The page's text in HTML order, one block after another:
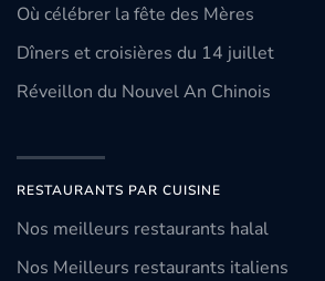
Où célébrer la fête des Mères
Dîners et croisières du 14 juillet
Réveillon du Nouvel An Chinois
RESTAURANTS PAR CUISINE
Nos meilleurs restaurants halal
Nos Meilleurs restaurants italiens